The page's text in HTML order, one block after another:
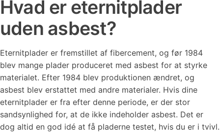
Hvad er eternitplader
uden asbest?
Eternitplader er fremstillet af fibercement, og før 1984
blev mange plader produceret med asbest for at styrke
materialet. Efter 1984 blev produktionen ændret, og
asbest blev erstattet med andre materialer. Hvis dine
eternitplader er fra efter denne periode, er der stor
sandsynlighed for, at de ikke indeholder asbest. Det er
dog altid en god idé at få pladerne testet, hvis du er i tvivl.